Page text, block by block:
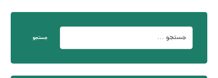
جستجو